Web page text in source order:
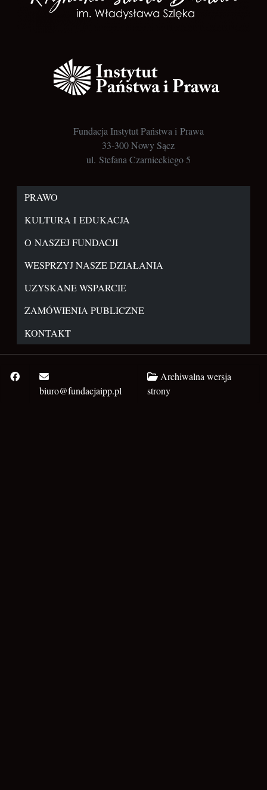
Fundacja Instytut Państwa i Prawa
33-300 Nowy Sącz
ul. Stefana Czarnieckiego 5
PRAWO
KULTURA I EDUKACJA
O NASZEJ FUNDACJI
WESPRZYJ NASZE DZIAŁANIA
UZYSKANE WSPARCIE
ZAMÓWIENIA PUBLICZNE
KONTAKT
biuro@fundacjaipp.pl
Archiwalna wersja
strony